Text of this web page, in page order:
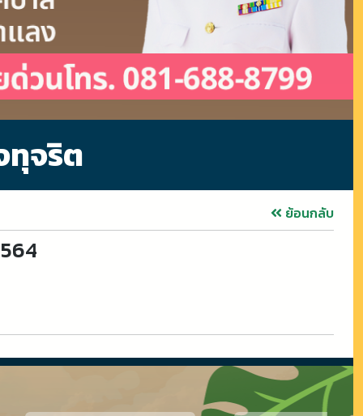
ทุจริต
ย้อนกลับ